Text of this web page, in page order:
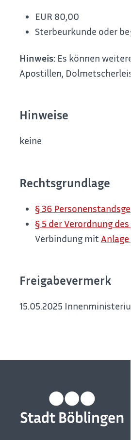
EUR 80,00
Sterbeurkunde oder
Hinweis:Es können
Apostillen,
Hinweise
keine
Rechtsgrundlage
§ 36
§ 5 der Verordnung
Verbindung mit Anlage
Freigabevermerk
15.05.2025